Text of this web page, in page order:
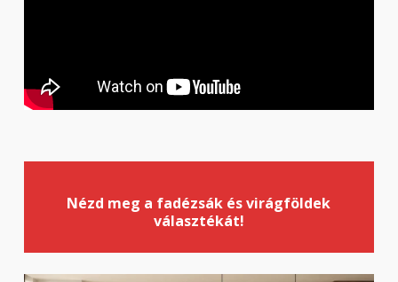
Nézd meg a fadézsák és virágföldek
választékát!